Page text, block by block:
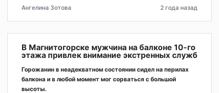
Ангелина Зотова 2 года назад
В Магнитогорске мужчина на балконе 10-го
этажа привлек внимание экстренных служб
Горожанин в неадекватном состоянии сидел на перилах
балкона и в любой момент мог сорваться с большой
высоты.